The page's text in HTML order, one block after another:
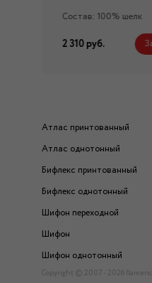
Состав: 100% шелк
2 310 руб.
Атлас принтованный
Атлас однотонный
Бифлекс принтованный
Бифлекс однотонный
Шифон переходной
Шифон
Шифон однотонный
Copyright © 2007 - 2026